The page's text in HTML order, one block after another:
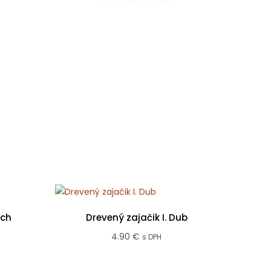
Drevený zajačik I. Dub
4.90€ s DPH